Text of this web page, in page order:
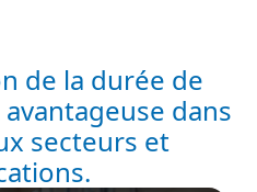
de la durée de
dans
secteurs et